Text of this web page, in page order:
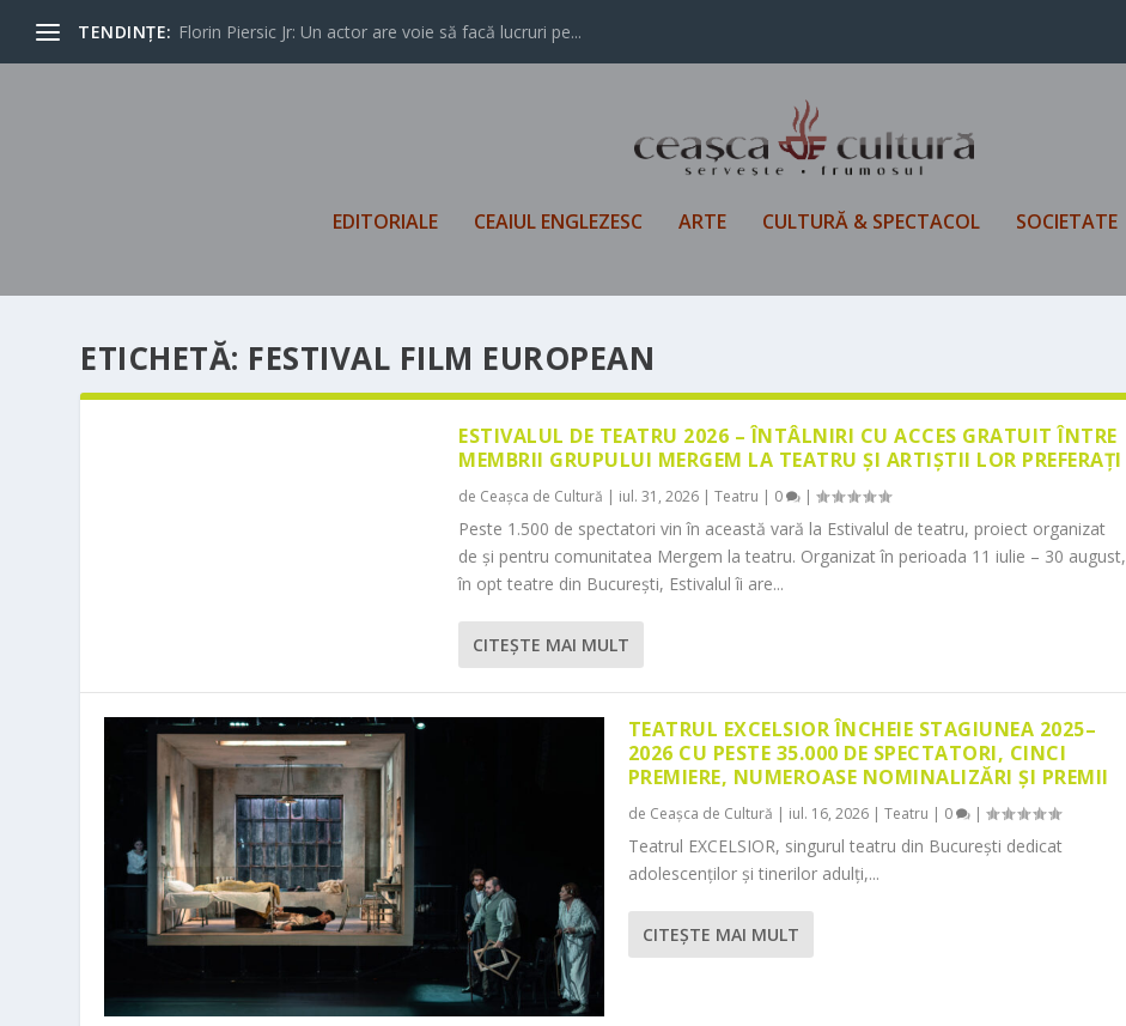
TENDINȚE: Florin Piersic Jr: Un actor are voie să facă lucruri pe...
EDITORIALE CEAIUL ENGLEZESC ARTE CULTURĂ & SPECTACOL SOCIETATE
ETICHETĂ: FESTIVAL FILM EUROPEAN
ESTIVALUL DE TEATRU 2026 – ÎNTÂLNIRI CU ACCES GRATUIT ÎNTRE
MEMBRII GRUPULUI MERGEM LA TEATRU ȘI ARTIȘTII LOR PREFERAȚI
de Ceașca de Cultură | iul. 31, 2026 |Teatru | 0 |
Peste 1.500 de spectatori vin în această vară la Estivalul de teatru, proiect organizat
de și pentru comunitatea Mergem la teatru. Organizat în perioada 11 iulie – 30 august,
în opt teatre din București, Estivalul îi are...
CITEŞTE MAI MULT
TEATRUL EXCELSIOR ÎNCHEIE STAGIUNEA 2025–
2026 CU PESTE 35.000 DE SPECTATORI, CINCI
PREMIERE, NUMEROASE NOMINALIZĂRI ȘI PREMII
de Ceașca de Cultură | iul. 16, 2026| Teatru | 0 |
Teatrul EXCELSIOR, singurul teatru din București dedicat
adolescenților și tinerilor adulți,...
CITEŞTE MAI MULT